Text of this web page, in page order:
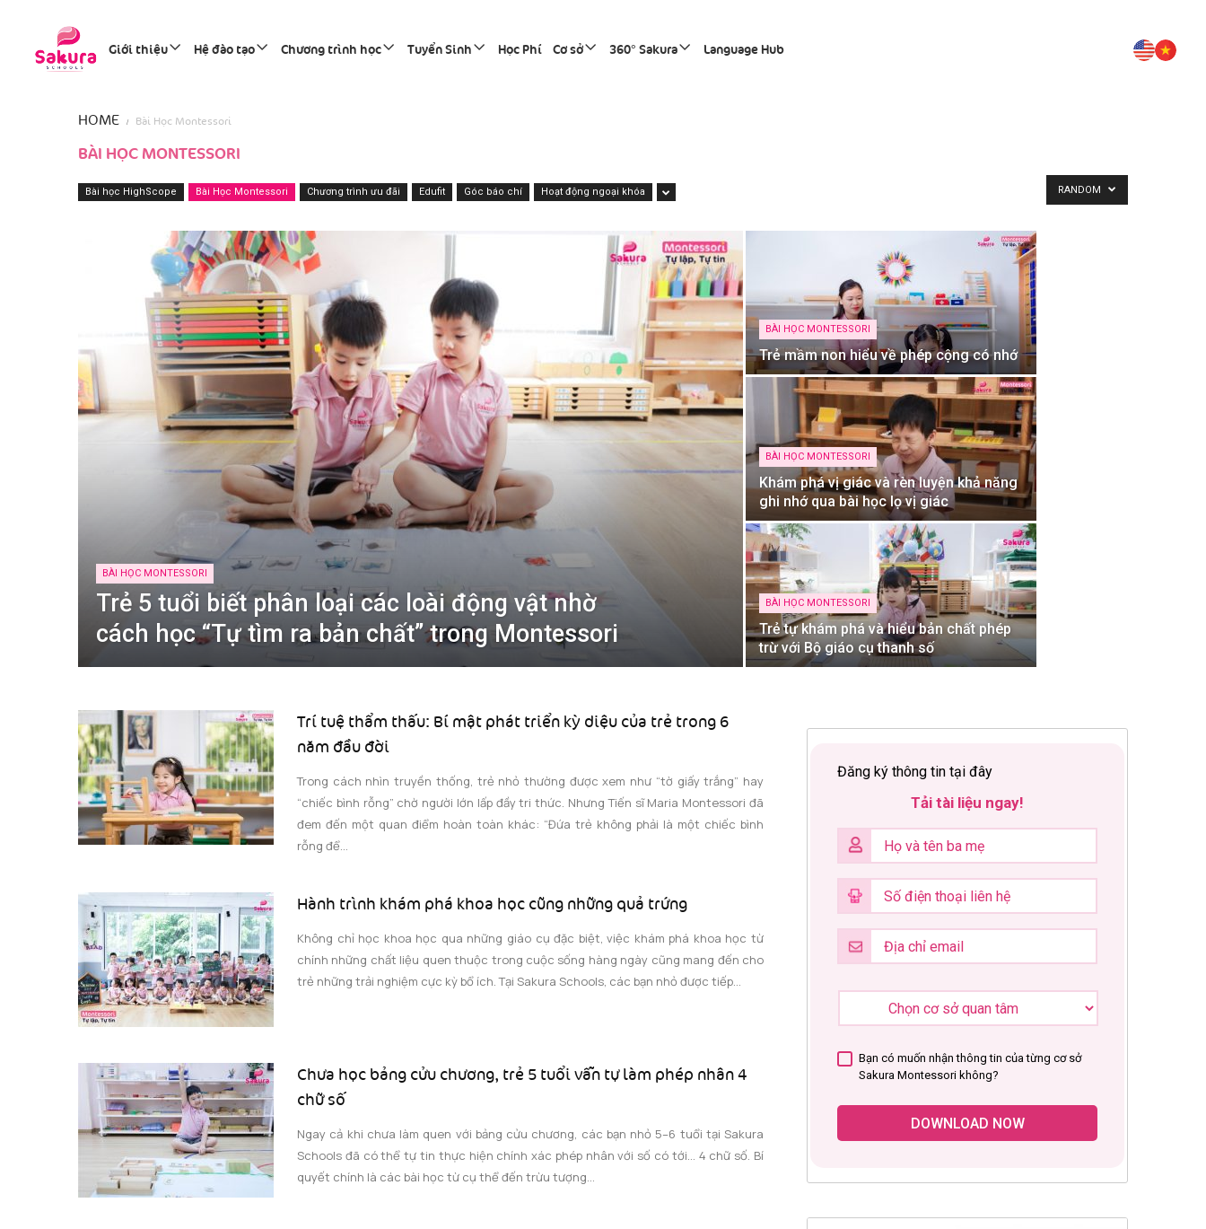
Giới thiệu Hệ đào tạo Chương trình học Tuyển Sinh Học Phí Cơ sở 360° Sakura Language Hub
HOME Bài Học Montessori
BÀI HỌC MONTESSORI
Bài học HighScope Bài Học Montessori Chương trình ưu đãi Edufit Góc báo chí Hoạt động ngoại khóa RANDOM
BÀI HỌC MONTESSORI
Trẻ 5 tuổi biết phân loại các loài động vật nhờ
cách học “Tự tìm ra bản chất” trong Montessori
BÀI HỌC MONTESSORI
Trẻ mầm non hiểu về phép cộng có nhớ
BÀI HỌC MONTESSORI
Khám phá vị giác và rèn luyện khả năng
ghi nhớ qua bài học lọ vị giác
BÀI HỌC MONTESSORI
Trẻ tự khám phá và hiểu bản chất phép
trừ với Bộ giáo cụ thanh số
Trí tuệ thẩm thấu: Bí mật phát triển kỳ diệu của trẻ trong 6
năm đầu đời
Trong cách nhìn truyền thống, trẻ nhỏ thường được xem như “tờ giấy trắng” hay
“chiếc bình rỗng” chờ người lớn lấp đầy tri thức. Nhưng Tiến sĩ Maria Montessori đã
đem đến một quan điểm hoàn toàn khác: “Đứa trẻ không phải là một chiếc bình
rỗng để...
Hành trình khám phá khoa học cũng những quả trứng
Không chỉ học khoa học qua những giáo cụ đặc biệt, việc khám phá khoa học từ
chính những chất liệu quen thuộc trong cuộc sống hàng ngày cũng mang đến cho
trẻ những trải nghiệm cực kỳ bổ ích. Tại Sakura Schools, các bạn nhỏ được tiếp...
Chưa học bảng cửu chương, trẻ 5 tuổi vẫn tự làm phép nhân 4
chữ số
Ngay cả khi chưa làm quen với bảng cửu chương, các bạn nhỏ 5–6 tuổi tại Sakura
Schools đã có thể tự tin thực hiện chính xác phép nhân với số có tới… 4 chữ số. Bí
quyết chính là các bài học từ cụ thể đến trừu tượng...
Đăng ký thông tin tại đây
Tải tài liệu ngay!
Bạn có muốn nhận thông tin của từng cơ sở
Sakura Montessori không?